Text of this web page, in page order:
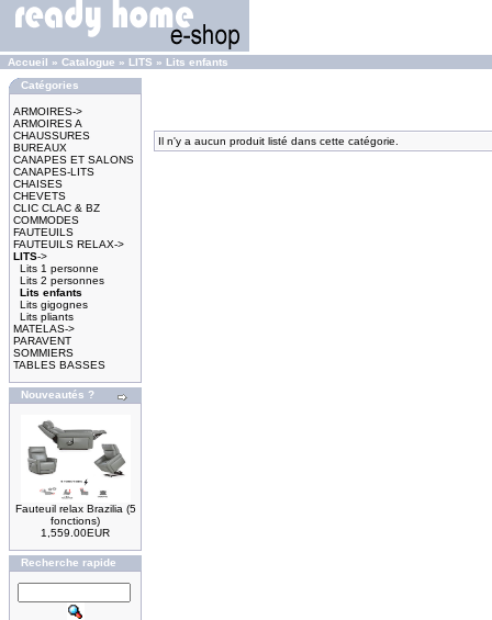
Accueil » Catalogue » LITS » Lits enfants
Catégories
ARMOIRES->
ARMOIRES A
CHAUSSURES
BUREAUX
CANAPES ET SALONS
CANAPES-LITS
CHAISES
CHEVETS
CLIC CLAC & BZ
COMMODES
FAUTEUILS
FAUTEUILS RELAX->
LITS->
Lits 1 personne
Lits 2 personnes
Lits enfants
Lits gigognes
Lits pliants
MATELAS->
PARAVENT
SOMMIERS
TABLES BASSES
Nouveautés ?
Fauteuil relax Brazilia (5
fonctions)
1,559.00EUR
Recherche rapide
Il n'y a aucun produit listé dans cette catégorie.